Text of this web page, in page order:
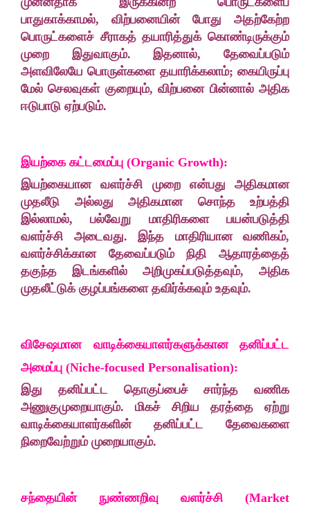
பாதுகாக்காமல், விற்பனையின் போது அதற்கேற்ற
பொருட்களைச் சீராகத் தயாரித்துக் கொண்டிருக்கும்
முறை இதுவாகும். இதனால், தேவைப்படும்
அளவிலேயே பொருள்களை தயாரிக்கலாம்; கையிருப்பு
மேல் செலவுகள் குறையும், விற்பனை பின்னால் அதிக
ஈடுபாடு ஏற்படும்.
இயற்கை கட்டமைப்பு (Organic Growth):
இயற்கையான வளர்ச்சி முறை என்பது அதிகமான
முதலீடு அல்லது அதிகமான சொந்த உற்பத்தி
இல்லாமல், பல்வேறு மாதிரிகளை பயன்படுத்தி
வளர்ச்சி அடைவது. இந்த மாதிரியான வணிகம்,
வளர்ச்சிக்கான தேவைப்படும் நிதி ஆதாரத்தைத்
தகுந்த இடங்களில் அறிமுகப்படுத்தவும், அதிக
முதலீட்டுக் குழப்பங்களை தவிர்க்கவும் உதவும்.
விசேஷமான வாடிக்கையாளர்களுக்கான தனிப்பட்ட
அமைப்பு (Niche-focused Personalisation):
இது தனிப்பட்ட தொகுப்பைச் சார்ந்த வணிக
அணுகுமுறையாகும். மிகச் சிறிய தரத்தை ஏற்று
வாடிக்கையாளர்களின் தனிப்பட்ட தேவைகளை
நிறைவேற்றும் முறையாகும்.
சந்தையின் நுண்ணறிவு வளர்ச்சி (Market